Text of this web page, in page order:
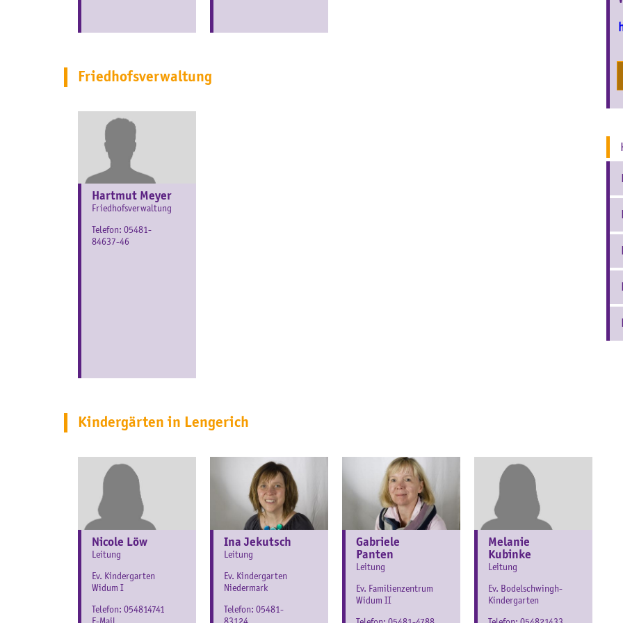
Friedhofsverwaltung
Hartmut Meyer
Friedhofsverwaltung
Telefon: 05481-
84637-46
Kindergärten in Lengerich
Nicole Löw
Leitung
Ev. Kindergarten
Widum I
Telefon: 054814741
Ina Jekutsch
Leitung
Ev. Kindergarten
Niedermark
Telefon: 05481-
Gabriele
Panten
Leitung
Ev. Familienzentrum
Widum II
Melanie
Kubinke
Leitung
Ev. Bodelschwingh-
Kindergarten